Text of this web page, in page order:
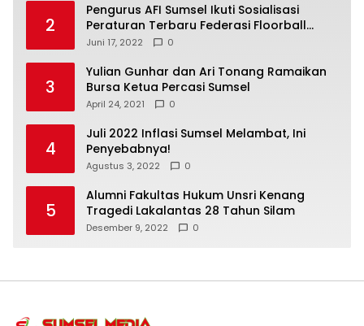
2
Pengurus AFI Sumsel Ikuti Sosialisasi
Peraturan Terbaru Federasi Floorball
Internasional
Juni 17, 2022 0
3
Yulian Gunhar dan Ari Tonang Ramaikan
Bursa Ketua Percasi Sumsel
April 24, 2021 0
4
Juli 2022 Inflasi Sumsel Melambat, Ini
Penyebabnya!
Agustus 3, 2022 0
5
Alumni Fakultas Hukum Unsri Kenang
Tragedi Lakalantas 28 Tahun Silam
Desember 9, 2022 0